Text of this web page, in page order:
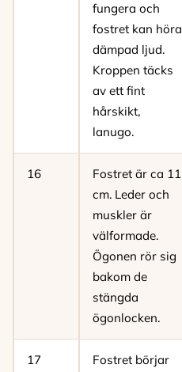
fungera och
fostret kan höra
dämpad ljud.
Kroppen täcks
av ett fint
hårskikt,
lanugo.
16
Fostret är ca 11
cm. Leder och
muskler är
välformade.
Ögonen rör sig
bakom de
stängda
ögonlocken.
17
Fostret börjar